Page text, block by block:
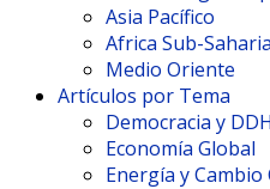
Asia Pacífico
Africa Sub-
Medio Oriente
Artículos por Tema
Democracia y
Economía Global
Energía y Cambio